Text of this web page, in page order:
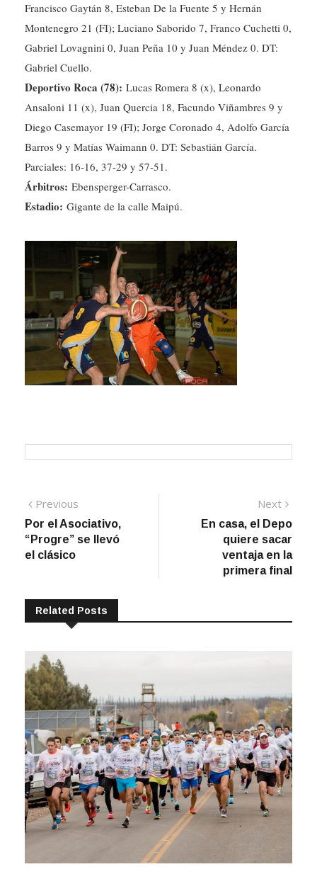
Francisco Gaytán 8, Esteban De la Fuente 5 y Hernán
Montenegro 21 (FI); Luciano Saborido 7, Franco Cuchetti 0,
Gabriel Lovagnini 0, Juan Peña 10 y Juan Méndez 0. DT:
Gabriel Cuello.
Deportivo Roca (78): Lucas Romera 8 (x), Leonardo
Ansaloni 11 (x), Juan Quercia 18, Facundo Viñambres 9 y
Diego Casemayor 19 (FI); Jorge Coronado 4, Adolfo García
Barros 9 y Matías Waimann 0. DT: Sebastián García.
Parciales: 16-16, 37-29 y 57-51.
Árbitros: Ebensperger-Carrasco.
Estadio: Gigante de la calle Maipú.
Navegación
de
entradas
Previous
post:
Por el Asociativo,
“Progre” se llevó
el clásico
Next
post:
En casa, el Depo
quiere sacar
ventaja en la
primera final
Related Posts